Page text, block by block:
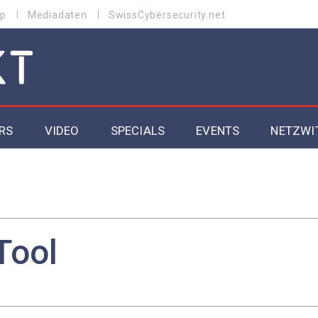
Mediadaten SwissCybersecurity.net
VIDEO SPECIALS EVENTS